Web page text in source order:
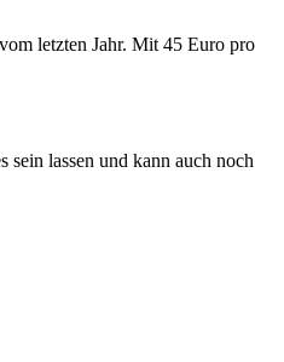
letzten Jahr. Mit 45 Euro pro
lassen und kann auch noch